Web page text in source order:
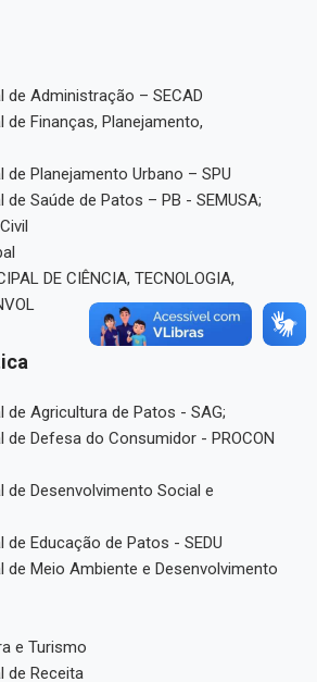
de Administração – SECAD
de Finanças, Planejamento,
de Planejamento Urbano – SPU
Saúde de Patos – PB - SEMUSA;
DE CIÊNCIA, TECNOLOGIA,
de Agricultura de Patos - SAG;
de Defesa do Consumidor - PROCON
de Desenvolvimento Social e
de Educação de Patos - SEDU
de Meio Ambiente e Desenvolvimento
e Turismo
de Receita